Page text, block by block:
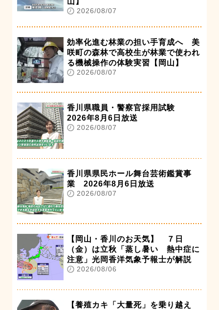
2026/08/07
効率化進む林業の担い手育成へ 美
咲町の森林で高校生が林業で使われ
る機械操作の体験実習【岡山】
2026/08/07
香川県職員・警察官採用試験
2026年8月6日放送
2026/08/07
香川県県民ホール舞台芸術鑑賞事
業 2026年8月6日放送
2026/08/07
【岡山・香川のお天気】 ７日
（金）は立秋「蒸し暑い 熱中症に
注意」光岡香洋気象予報士が解説
2026/08/06
【養殖カキ「大量死」を乗り越え